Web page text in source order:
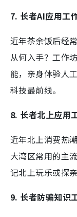
7. 长者AI应用工
近年茶余饭后经
从何入手？工作
能，亲身体验人
科技最前线。
8. 长者北上应用
近年北上消费热
大湾区常用的主
记北上玩乐或探
9. 长者防骗知识